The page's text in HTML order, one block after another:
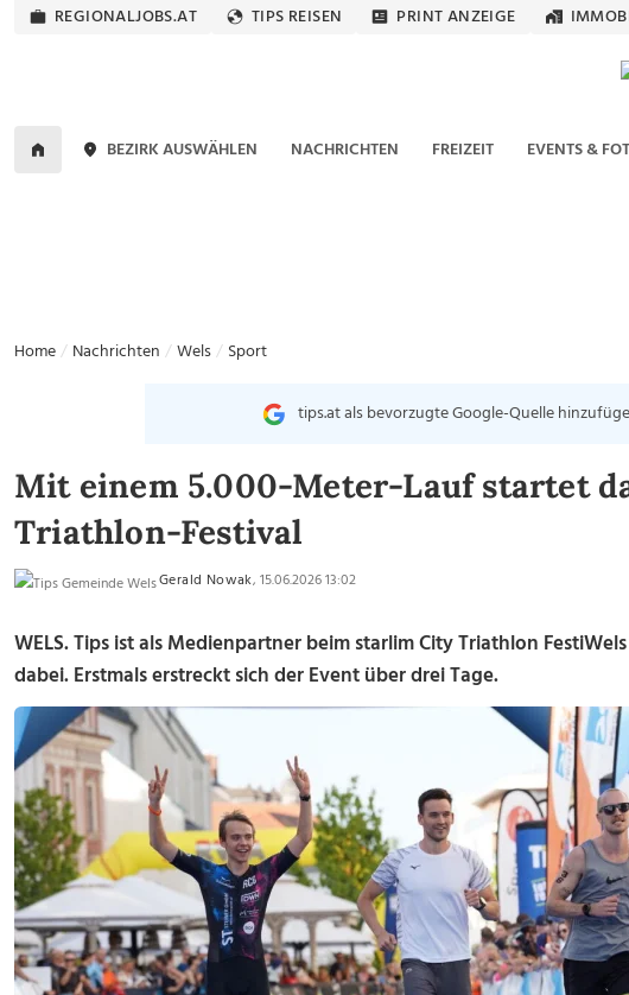
REGIONALJOBS.AT TIPS REISEN PRINT ANZEIGE
BEZIRK AUSWÄHLEN NACHRICHTEN FREIZEIT EVENTS &
Home Nachrichten Wels Sport
tips.at als bevorzugte Google-Quelle
Mit einem 5.000-Meter-Lauf startet
Triathlon-Festival
Gerald Nowak, 15.06.2026 13:02
WELS. Tips ist als Medienpartner beim starlim City Triathlon
dabei. Erstmals erstreckt sich der Event über drei Tage.